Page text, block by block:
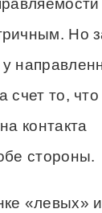
Но
счет то,
контакта
стороны.
«левых»